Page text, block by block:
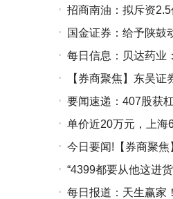
招商南油：拟斥资
国金证券：给予陕鼓
每日信息：贝达药业
【券商聚焦】东吴
释放业绩弹性
要闻速递：407股获
单价近20万元，上海
今日要闻!【券商聚
集卖铲人
“4399都要从他这进
每日报道：天生赢家